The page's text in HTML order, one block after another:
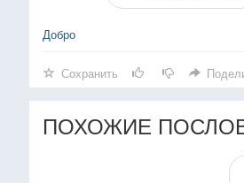
Добро
Сохранить
ПОХОЖИЕ